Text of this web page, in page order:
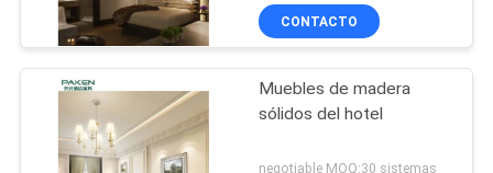
CONTACTO
Muebles de madera
sólidos del hotel
negotiable MOQ:30 sistemas